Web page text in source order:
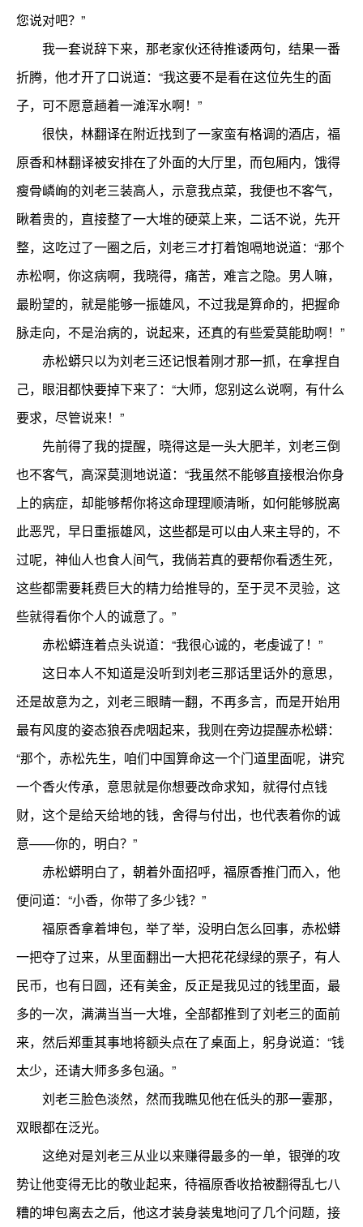
您说对吧？”
我一套说辞下来，那老家伙还待推诿两句，结果一番
折腾，他才开了口说道：“我这要不是看在这位先生的面
子，可不愿意趟着一滩浑水啊！”
很快，林翻译在附近找到了一家蛮有格调的酒店，福
原香和林翻译被安排在了外面的大厅里，而包厢内，饿得
瘦骨嶙峋的刘老三装高人，示意我点菜，我便也不客气，
瞅着贵的，直接整了一大堆的硬菜上来，二话不说，先开
整，这吃过了一圈之后，刘老三才打着饱嗝地说道：“那个
赤松啊，你这病啊，我晓得，痛苦，难言之隐。男人嘛，
最盼望的，就是能够一振雄风，不过我是算命的，把握命
脉走向，不是治病的，说起来，还真的有些爱莫能助啊！”
赤松蟒只以为刘老三还记恨着刚才那一抓，在拿捏自
己，眼泪都快要掉下来了：“大师，您别这么说啊，有什么
要求，尽管说来！”
先前得了我的提醒，晓得这是一头大肥羊，刘老三倒
也不客气，高深莫测地说道：“我虽然不能够直接根治你身
上的病症，却能够帮你将这命理理顺清晰，如何能够脱离
此恶咒，早日重振雄风，这些都是可以由人来主导的，不
过呢，神仙人也食人间气，我倘若真的要帮你看透生死，
这些都需要耗费巨大的精力给推导的，至于灵不灵验，这
些就得看你个人的诚意了。”
赤松蟒连着点头说道：“我很心诚的，老虔诚了！”
这日本人不知道是没听到刘老三那话里话外的意思，
还是故意为之，刘老三眼睛一翻，不再多言，而是开始用
最有风度的姿态狼吞虎咽起来，我则在旁边提醒赤松蟒：
“那个，赤松先生，咱们中国算命这一个门道里面呢，讲究
一个香火传承，意思就是你想要改命求知，就得付点钱
财，这个是给天给地的钱，舍得与付出，也代表着你的诚
意——你的，明白？”
赤松蟒明白了，朝着外面招呼，福原香推门而入，他
便问道：“小香，你带了多少钱？”
福原香拿着坤包，举了举，没明白怎么回事，赤松蟒
一把夺了过来，从里面翻出一大把花花绿绿的票子，有人
民币，也有日圆，还有美金，反正是我见过的钱里面，最
多的一次，满满当当一大堆，全部都推到了刘老三的面前
来，然后郑重其事地将额头点在了桌面上，躬身说道：“钱
太少，还请大师多多包涵。”
刘老三脸色淡然，然而我瞧见他在低头的那一霎那，
双眼都在泛光。
这绝对是刘老三从业以来赚得最多的一单，银弹的攻
势让他变得无比的敬业起来，待福原香收拾被翻得乱七八
糟的坤包离去之后，他这才装身装鬼地问了几个问题，接